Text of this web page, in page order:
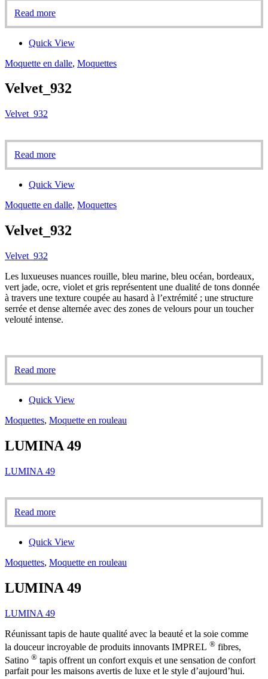
Read more
Quick View
Moquette en dalle, Moquettes
Velvet_932
Velvet_932
Read more
Quick View
Moquette en dalle, Moquettes
Velvet_932
Velvet_932
Les luxueuses nuances rouille, bleu marine, bleu océan, bordeaux,
vert jade, ocre, violet et gris représentent une dualité de tons donnée
à travers une texture coupée au hasard à l’extrémité ; une structure
serrée et dense alternée avec des zones de velours pour un toucher
velouté intense.
Read more
Quick View
Moquettes, Moquette en rouleau
LUMINA 49
LUMINA 49
Read more
Quick View
Moquettes, Moquette en rouleau
LUMINA 49
LUMINA 49
Réunissant tapis de haute qualité avec la beauté et la soie comme
la douceur incroyable de produits innovants IMPREL ® fibres,
Satino ® tapis offrent un confort exquis et une sensation de confort
parfait pour les maisons avertis de luxe et le style d’aujourd’hui.